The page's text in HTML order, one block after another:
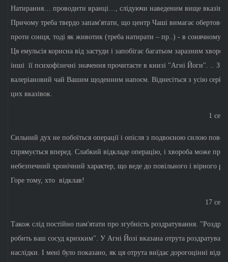
Натирання… проводити вранці…, слідуючи наведеним вище
Причому треба твердо запам'ятати, що центр Чаші вимагає
проти сонця, тоді як животик (треба натирати – пр..) - в сонячному
Ця емульсія корисна від застуди і запобігає багатьом заразним
інші її психофізичні значення прочитаєте в книзі "Агні Йоги". ..
валеріановий чай Вашим щоденним напоєм. Віднесіться з усію
цих вказівок.
1
Сильний дух не побоїться операції і опісля з подвоєною силою
спрямується вперед. Слабкий відкладе операцію, і хвороба може
небезпечний хронічний характер, що веде до повільного і вірного
Горе тому, хто відклав!
17
Також слід постійно пам'ятати про згубність роздратування.
робить ваш сосуд крихким". У Агні Йозі вказана отрута роздратування
наслідки. І мені було показано, як ця отрута виїдає дорогоцінні